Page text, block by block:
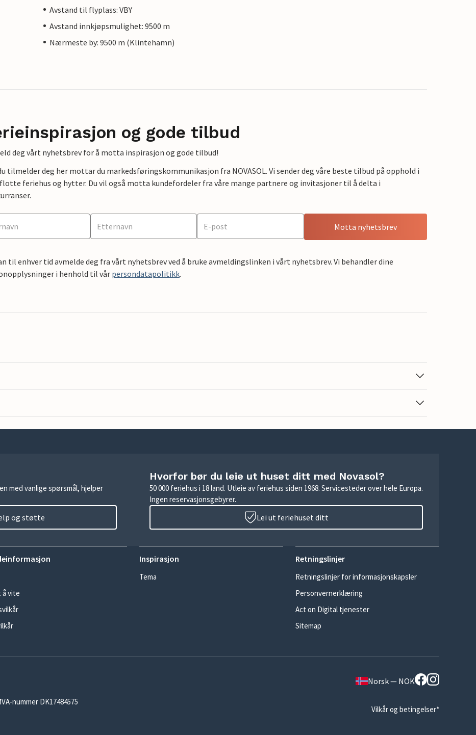
Avstand til flyplass: VBY
Avstand innkjøpsmulighet: 9500 m
Nærmeste by: 9500 m (Klintehamn)
og gode tilbud
deg vårt nyhetsbrev for å motta inspirasjon og gode tilbud!
tilmelder deg her mottar du markedsføringskommunikasjon fra NOVASOL. Vi sender deg våre beste tilbud på opphold i
feriehus og hytter. Du vil også motta kundefordeler fra våre mange partnere og invitasjoner til å delta i
Motta nyhetsbrev
til enhver tid avmelde deg fra vårt nyhetsbrev ved å bruke avmeldingslinken i vårt nyhetsbrev. Vi behandler dine
i henhold til vår persondatapolitikk.
med vanlige spørsmål, hjelper
og støtte
Hvorfor bør du leie ut huset ditt med Novasol?
50 000 feriehus i 18 land. Utleie av feriehus siden 1968. Servicesteder over hele Europa.
Ingen reservasjonsgebyrer.
Lei ut feriehuset ditt
å vite
Inspirasjon
Tema
Retningslinjer
Retningslinjer for informasjonskapsler
Personvernerklæring
Act on Digital tjenester
Sitemap
Norsk — NOK
nummer DK17484575
Vilkår og betingelser*